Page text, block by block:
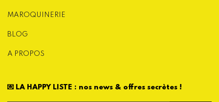
MAROQUINERIE
BLOG
A PROPOS
💌 LA HAPPY LISTE : nos news & offres secrètes !